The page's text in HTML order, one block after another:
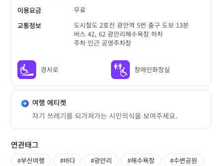
이용요금
무료
교통정보
도시철도 2호선 광안역 5번 출구 도보 13분
버스 42, 62 광안리해수욕장 하차
주차 인근 공영주차장
경사로 장애인화장실
여행 에티켓
자기 쓰레기를 되가져가는 시민의식을 보여주세요.
연관태그
#부산여행 #바다 #광안리 #해수욕장
#수변공원